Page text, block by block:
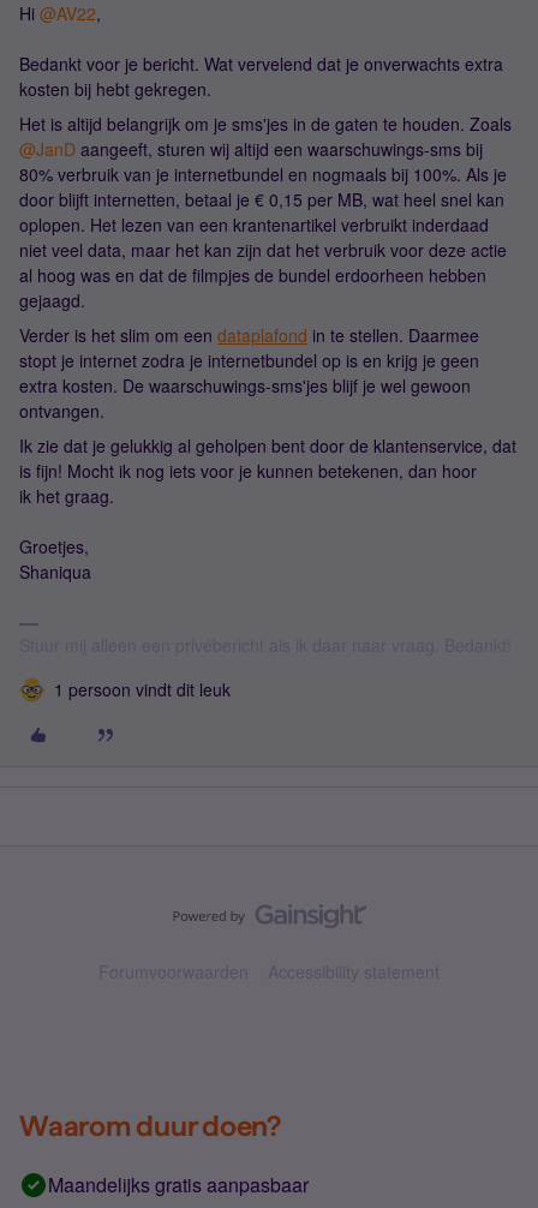
Hi ​ @AV22,
Bedankt voor je bericht. Wat vervelend dat je onverwachts extra
kosten bij hebt gekregen.
Het is altijd belangrijk om je sms'jes in de gaten te houden. Zoals ​
@JanD aangeeft, sturen wij altijd een waarschuwings-sms bij
80% verbruik van je internetbundel en nogmaals bij 100%. Als je
door blijft internetten, betaal je € 0,15 per MB, wat heel snel kan
oplopen. Het lezen van een krantenartikel verbruikt inderdaad
niet veel data, maar het kan zijn dat het verbruik voor deze actie
al hoog was en dat de filmpjes de bundel erdoorheen hebben
gejaagd.
Verder is het slim om een dataplafond in te stellen. Daarmee
stopt je internet zodra je internetbundel op is en krijg je geen
extra kosten. De waarschuwings-sms'jes blijf je wel gewoon
ontvangen.
Ik zie dat je gelukkig al geholpen bent door de klantenservice, dat
is fijn! Mocht ik nog iets voor je kunnen betekenen, dan hoor
ik het graag.
Groetjes,
Shaniqua
1 persoon vindt dit leuk
Forumvoorwaarden Accessibility statement
Waarom duur doen?
Maandelijks gratis aanpasbaar